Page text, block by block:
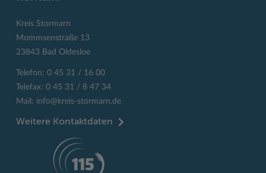
Kreis Stormarn
Mommsenstraße 13
23843 Bad Oldesloe
Telefon: 0 45 31 / 16 00
Telefax: 0 45 31 / 8 47 34
Mail: info@kreis-stormarn.de
Weitere Kontaktdaten